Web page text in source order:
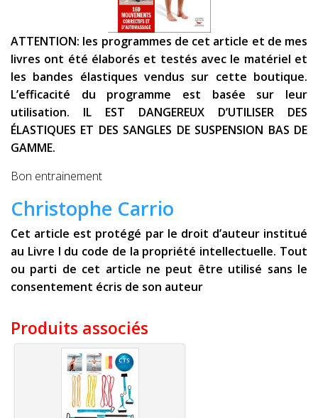
ATTENTION: les programmes de cet article et de mes
livres ont été élaborés et testés avec le matériel et
les bandes élastiques vendus sur cette boutique.
L’efficacité du programme est basée sur leur
utilisation. IL EST DANGEREUX D’UTILISER DES
ÉLASTIQUES ET DES SANGLES DE SUSPENSION BAS DE
GAMME.
Bon entrainement
Christophe Carrio
Cet article est protégé par le droit d’auteur institué
au Livre I du code de la propriété intellectuelle. Tout
ou parti de cet article ne peut être utilisé sans le
consentement écris de son auteur
Produits associés